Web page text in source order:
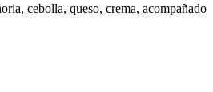
cebolla, queso, crema, acompañado